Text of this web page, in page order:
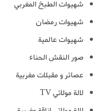
شهيوات الطبخ المغربي
شهيوات رمضان
شهيوات عالمية
صور النقش الحناء
عصائر و مقبلات مغربية
لالة مولاتي TV